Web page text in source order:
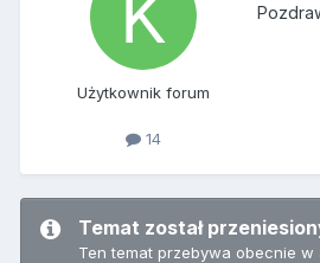
Użytkownik forum
14
Temat został
Ten temat przebywa obecnie